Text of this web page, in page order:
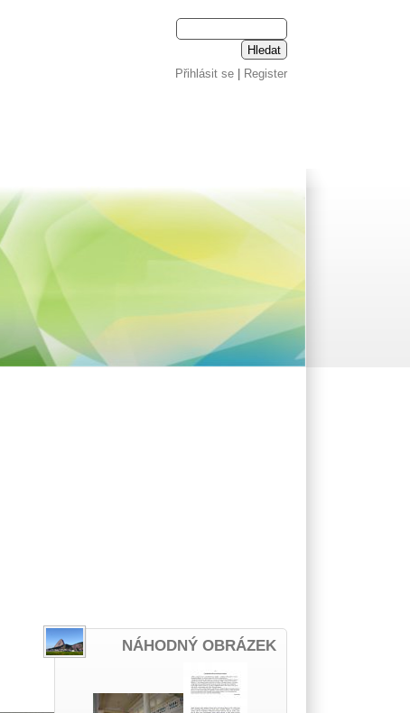
Přihlásit se| Register
NÁHODNÝ OBRÁZEK